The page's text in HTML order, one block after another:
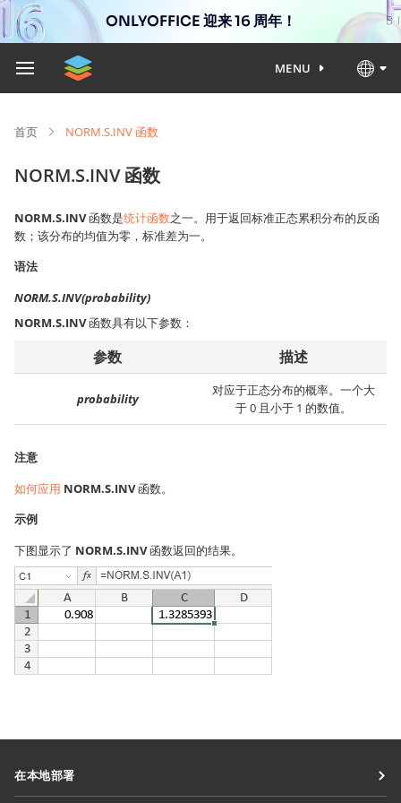
ONLYOFFICE 迎来 16 周年！
MENU
首页 NORM.S.INV 函数
NORM.S.INV 函数
NORM.S.INV函数是统计函数之一。用于返回标准正态累积分布的反函
数；该分布的均值为零，标准差为一。
语法
NORM.S.INV(probability)
NORM.S.INV函数具有以下参数：
参数 描述
probability
对应于正态分布的概率。一个大
于 0 且小于 1 的数值。
注意
如何应用 NORM.S.INV函数。
示例
下图显示了 NORM.S.INV函数返回的结果。
在本地部署